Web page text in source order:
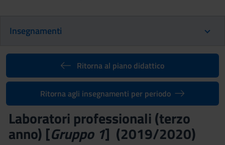
Insegnamenti
Ritorna al piano didattico
Ritorna agli insegnamenti per periodo
Laboratori professionali (terzo
anno) [Gruppo 1] (2019/2020)